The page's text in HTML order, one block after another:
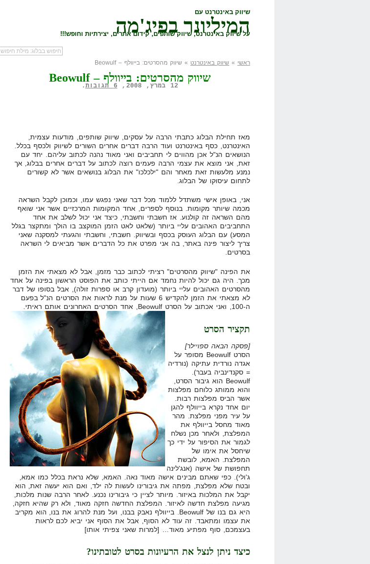
שיווק באינטרנט עם
המיליונר בפיג'מה
על שיווק באינטרנט, שיווק שותפים, קידום אתרים, יצירתיות וחופש!!!
הבלוג
ראשי » שיווק באינטרנט » שיווק מהסרטים: בייוולף – Beowulf
שיווק מהסרטים: בייוולף – Beowulf
12 במרץ, 2008, 6 תגובות .
מאז תחילת הבלוג כתבתי הרבה על עסקים, שיווק שותפים, מודעות עצמית,
האינטרנט, כסף באינטרנט ועוד הרבה דברים אחרים השורים לשיווק ולכסף בכלל.
הנושאים הנ"ל אכן מהווים לי תחביבים ואני מאוד נהנה לכתוב עליהם. יחד עם
זאת, אני מוצא את עצמי הרבה פעמים רוצה לכתוב על דברים אחרים בבלוג, אך
נמנע מלעשות זאת מאחר והם "ילכלכו" את הבלוג בנושאים אשר לא קשורים
לתחום עיסוקו של הבלוג.
אני, באופן אישי משתדל ללמוד מכל דבר שאני נפגש עמו, וכמוכן לקבל השראה
מכמה שיותר מקומות. בנוסף לספרים, אחד המקומות המרכזיים אשר אני שואף
מהם השראה זה קולנוע. אז חשבתי וחשבתי, כיצד אני יכול לשלב את אחד
התחביבים האהובים עליי ביותר (שלאט לאט הזמן המוקצב בו הולך ומתקצר בגלל
המסע) עם הבלוג העוסק בכסף ובשיווק. חשבתי, וחשבתי והגעתי למסקנה שאני
צריך ליצור פינה באתר, בה אני מפרט את כל הדברים אשר מביאים לי השראה
בסרטים.
את הפינה "שיווק מהסרטים" רציתי לכתוב כבר מזמן, אבל לא מצאתי את הזמן
מכך. היה גם יכול להיות נחמד אם הייתי כותב את הפוסט הראשון בפינה על אחד
מהסרטים האהובים עליי ביותר (מועדון קרב או ספרות זולה), אבל בסופו של דבר
לא מצאתי את הזמן להקדיש 6 שעות על מנת לראות את הסרטים הנ"ל בפעם
ה-100, ואני אכתוב על הסרט Beowulf, אחד הסרטים האחרונים אותם ראיתי.
תקציר הסרט
[פסקה הבאה ספויילר]
הסרט Beowulf מסופר על
אגדה נורדית עתיקה (נורדיה
= סקנדינביה בעבר).
Beowulf הוא גיבור הסרט,
והוא ממותג כלוחם מפלצות
אשר הביס מפלצות רבות.
יום אחד נקרא בייוולף להגן
על עיר מפני מפלצת. מהר
מאוד מחסל בייוולף את
המפלצת, ולאחר מכן נשלח
לגמור את הסיפור על ידי כך
שיחסל את אימו של
המפלצת. האמא, לובשת
תחפושת של אישה (אנג'לינה
ג'ולי). כפי שאתם מבינים אישה מאוד נאה. האמא, שלא נראת בכלל כמו אמא,
ובטח שלא מפלצת, מפתה את גיבורינו לעשות לה ילד, ואם הוא יעשה זאת, הוא
יקבל את המלכות באיזור. מיותר לציין כי גיבורינו נכנע. לאחר הרבה שנות מלכות,
מגיעה מפלצת חדשה לאיזור. המפלצת החדשה חזקה מאוד, ולא רק שהיא חזקה,
היא גם בנו של Beowulf. בייוולף נאבק בבנו, ועל מנת להרוג את בנו, הוא מקריב
את עצמו ומתאבד. זה עוד לא הסוף, אבל את הסוף אני יביא לכם לראות
בעצמכם, סוף מפתיע מאוד… [למרות שאני צפיתי אותו]
כיצד ניתן לנצל את הרעיונות בסרט לטובתינו?